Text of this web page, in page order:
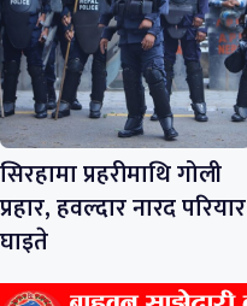
सिरहामा प्रहरीमाथि गोली
प्रहार, हवल्दार नारद परियार
घाइते